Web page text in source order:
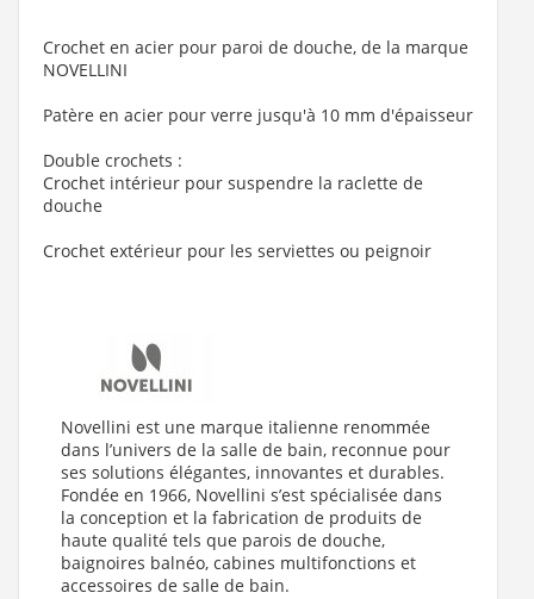
Crochet en acier pour paroi de douche, de la marque
NOVELLINI
Patère en acier pour verre jusqu'à 10 mm d'épaisseur
Double crochets :
Crochet intérieur pour suspendre la raclette de
douche
Crochet extérieur pour les serviettes ou peignoir
Novellini est une marque italienne renommée
dans l’univers de la salle de bain, reconnue pour
ses solutions élégantes, innovantes et durables.
Fondée en 1966, Novellini s’est spécialisée dans
la conception et la fabrication de produits de
haute qualité tels que parois de douche,
baignoires balnéo, cabines multifonctions et
accessoires de salle de bain.